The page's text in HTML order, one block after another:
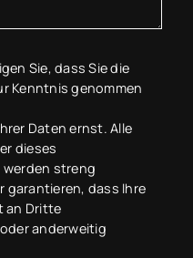
Sie, dass Sie die
Kenntnis genommen
Daten ernst. Alle
dieses
streng
garantieren, dass Ihre
an Dritte
anderweitig